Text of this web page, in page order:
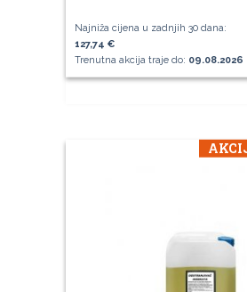
Najniža cijena u zadnjih 30 dana:
127,74 €
Trenutna akcija traje do: 09.08.2026